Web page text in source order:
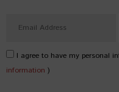
I agree to have my personal
information )